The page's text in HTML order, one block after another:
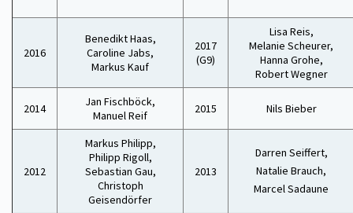
2016
Benedikt Haas,
Caroline Jabs,
Markus Kauf
2017
(G9)
Lisa Reis,
Melanie Scheurer,
Hanna Grohe,
Robert Wegner
2014
Jan Fischböck,
Manuel Reif
2015 Nils Bieber
2012
Markus Philipp,
Philipp Rigoll,
Sebastian Gau,
Christoph
Geisendörfer
2013
Darren Seiffert,
Natalie Brauch,
Marcel Sadaune